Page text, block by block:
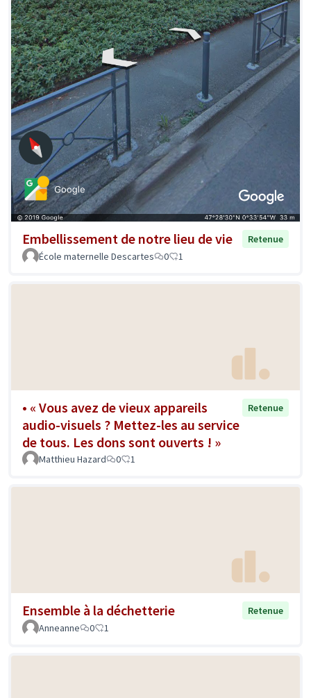
Embellissement de notre lieu de vie
Retenue
École maternelle Descartes
0 1
• « Vous avez de vieux appareils
audio-visuels ? Mettez-les au service
de tous. Les dons sont ouverts ! »
Retenue
Matthieu Hazard 0 1
Ensemble à la déchetterie
Retenue
Anneanne
0 1